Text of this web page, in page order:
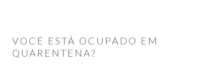
VOCÊ ESTÁ OCUPADO EM
QUARENTENA?